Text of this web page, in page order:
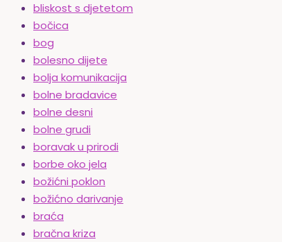
bliskost s djetetom
bočica
bog
bolesno dijete
bolja komunikacija
bolne bradavice
bolne desni
bolne grudi
boravak u prirodi
borbe oko jela
božićni poklon
božićno darivanje
braća
bračna kriza